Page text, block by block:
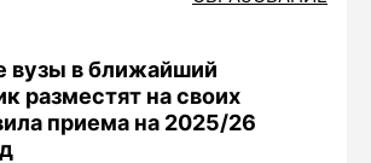
вузы в ближайший
разместят на своих
приема на 2025/26